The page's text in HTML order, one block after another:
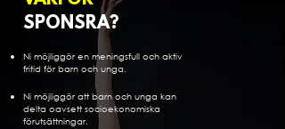
SPONSRA?
Ni möjliggör en meningsfull och aktiv
fritid för barn och unga.
Ni möjliggör att barn och unga kan
delta oavsett socioekonomiska
förutsättningar.